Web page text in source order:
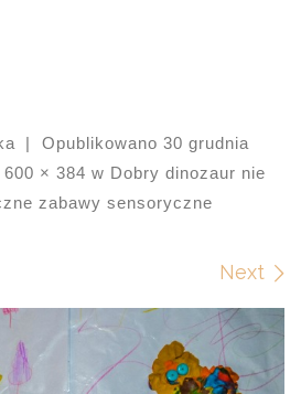
| Opublikowano 30 grudnia
600 × 384 w Dobry dinozaur nie
zabawy sensoryczne
Next